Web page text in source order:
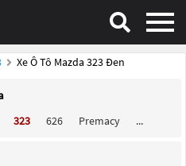
Xe Ô Tô Mazda 323 Đen
323 626 Premacy ...